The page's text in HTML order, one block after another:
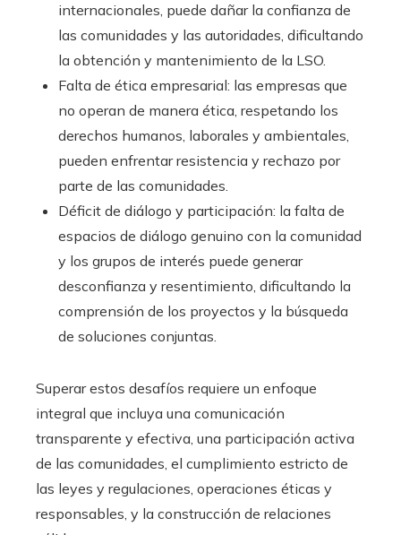
internacionales, puede dañar la confianza de
las comunidades y las autoridades, dificultando
la obtención y mantenimiento de la LSO.
Falta de ética empresarial: las empresas que
no operan de manera ética, respetando los
derechos humanos, laborales y ambientales,
pueden enfrentar resistencia y rechazo por
parte de las comunidades.
Déficit de diálogo y participación: la falta de
espacios de diálogo genuino con la comunidad
y los grupos de interés puede generar
desconfianza y resentimiento, dificultando la
comprensión de los proyectos y la búsqueda
de soluciones conjuntas.
Superar estos desafíos requiere un enfoque
integral que incluya una comunicación
transparente y efectiva, una participación activa
de las comunidades, el cumplimiento estricto de
las leyes y regulaciones, operaciones éticas y
responsables, y la construcción de relaciones